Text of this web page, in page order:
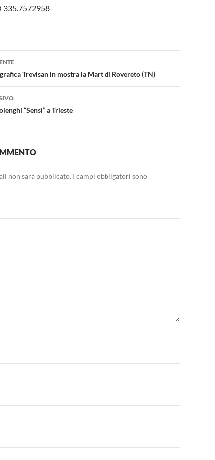
335.7572958
Trevisan in mostra la Mart di Rovereto (TN)
“Sensi” a Trieste
non sarà pubblicato. I campi obbligatori sono